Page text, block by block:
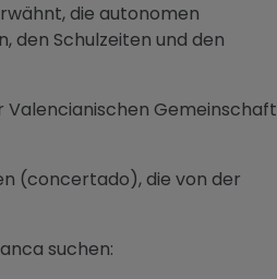
die autonomen
den Schulzeiten und den
Valencianischen Gemeinschaft
(concertado), die von der
suchen: